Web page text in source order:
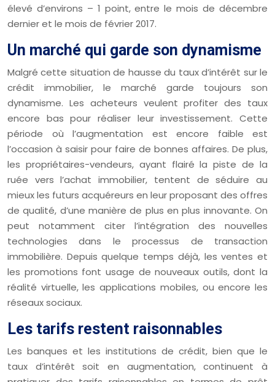
élevé d’environs – 1 point, entre le mois de décembre
dernier et le mois de février 2017.
Un marché qui garde son dynamisme
Malgré cette situation de hausse du taux d’intérêt sur le
crédit immobilier, le marché garde toujours son
dynamisme. Les acheteurs veulent profiter des taux
encore bas pour réaliser leur investissement. Cette
période où l’augmentation est encore faible est
l’occasion à saisir pour faire de bonnes affaires. De plus,
les propriétaires-vendeurs, ayant flairé la piste de la
ruée vers l’achat immobilier, tentent de séduire au
mieux les futurs acquéreurs en leur proposant des offres
de qualité, d’une manière de plus en plus innovante. On
peut notamment citer l’intégration des nouvelles
technologies dans le processus de transaction
immobilière. Depuis quelque temps déjà, les ventes et
les promotions font usage de nouveaux outils, dont la
réalité virtuelle, les applications mobiles, ou encore les
réseaux sociaux.
Les tarifs restent raisonnables
Les banques et les institutions de crédit, bien que le
taux d’intérêt soit en augmentation, continuent à